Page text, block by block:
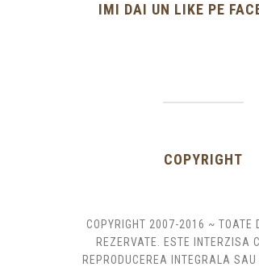
IMI DAI UN LIKE PE
COPYRIGHT
COPYRIGHT 2007-2016 ~ TOATE
REZERVATE. ESTE INTERZISA
REPRODUCEREA INTEGRALA